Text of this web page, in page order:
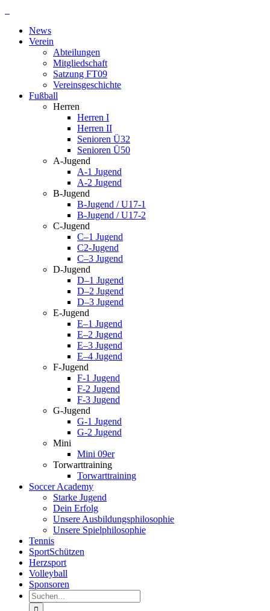
springenNews
Verein
Abteilungen
Mitgliedschaft
Satzung FT09
Vereinsgeschichte
Fußball
Herren
Herren I
Herren II
Senioren Ü32
Senioren Ü50
A-Jugend
A-1 Jugend
A-2 Jugend
B-Jugend
B-Jugend / U17-1
B-Jugend / U17-2
C-Jugend
C–1 Jugend
C2-Jugend
C–3 Jugend
D-Jugend
D–1 Jugend
D–2 Jugend
D–3 Jugend
E-Jugend
E–1 Jugend
E–2 Jugend
E–3 Jugend
E–4 Jugend
F-Jugend
F-1 Jugend
F-2 Jugend
F-3 Jugend
G-Jugend
G-1 Jugend
G-2 Jugend
Mini
Mini 09er
Torwarttraining
Torwarttraining
Soccer Academy
Starke Jugend
Dein Erfolg
Unsere Ausbildungsphilosophie
Unsere Spielphilosophie
Tennis
SportSchützen
Herzsport
Volleyball
Sponsoren
Suche
nach: